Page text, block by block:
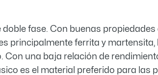
fase. Con buenas propiedades
principalmente ferrita y martensita,
Con una baja relación de
es el material preferido para las